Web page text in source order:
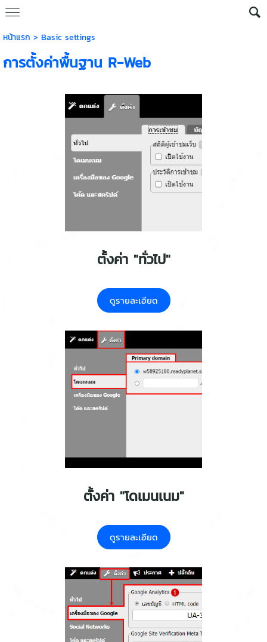
หน้าแรก > Basic settings
การตั้งค่าพื้นฐาน R-Web
ตั้งค่า "ทั่วไป"
ดูรายละเอียด
ตั้งค่า "โดเมนเนม"
ดูรายละเอียด